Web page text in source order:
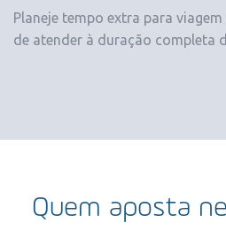
Planeje tempo extra para
de atender à duração completa
Quem aposta